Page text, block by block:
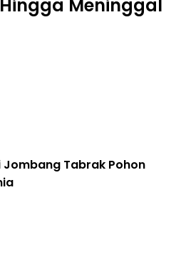
Meninggal
Jombang Tabrak Pohon